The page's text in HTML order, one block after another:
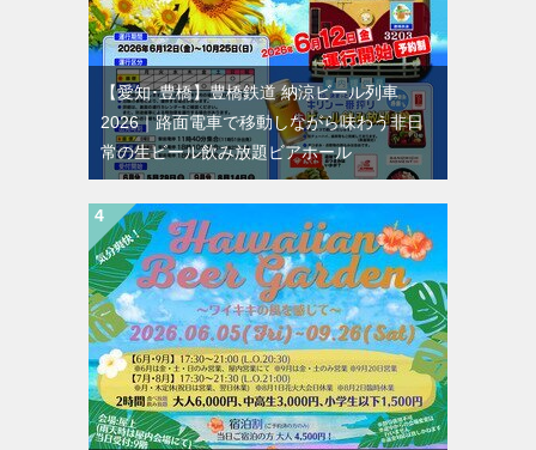
【愛知･豊橋】豊橋鉄道 納涼ビール列車
2026｜路面電車で移動しながら味わう非日
常の生ビール飲み放題ビアホール